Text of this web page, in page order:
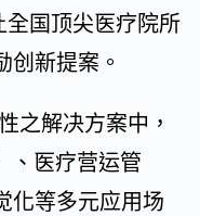
全国顶尖医疗院所
创新提案。
之解决方案中，
、医疗营运管
化等多元应用场